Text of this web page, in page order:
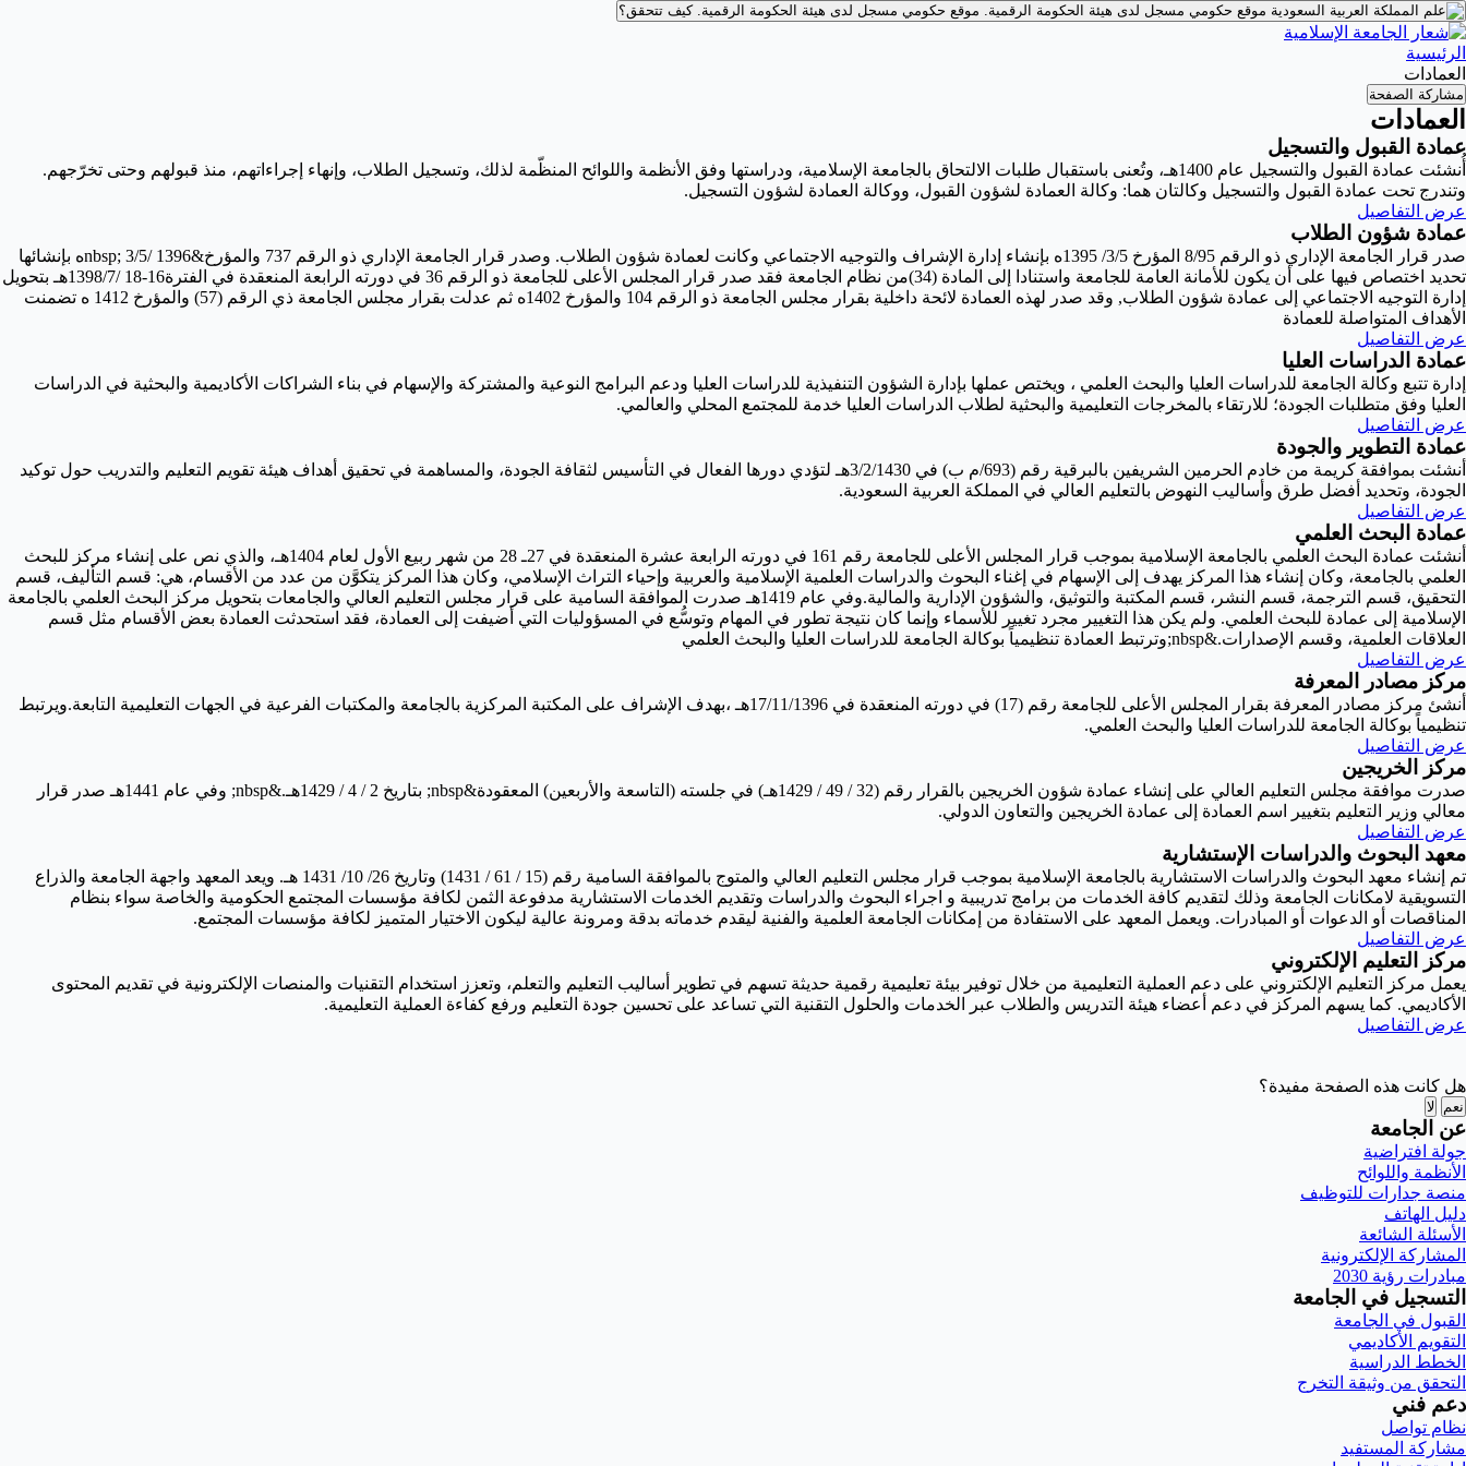
موقع حكومي مسجل لدى هيئة الحكومة الرقمية. موقع حكومي مسجل لدى هيئة الحكومة الرقمية.كيف تتحقق؟
الرئيسية
العمادات
مشاركة الصفحة
العمادات
عمادة القبول والتسجيل
أُنشئت عمادة القبول والتسجيل عام 1400هـ، وتُعنى باستقبال طلبات الالتحاق بالجامعة الإسلامية، ودراستها وفق الأنظمة واللوائح المنظّمة لذلك، وتسجيل الطلاب، وإنهاء إجراءاتهم، منذ قبولهم وحتى تخرّجهم.
وتندرج تحت عمادة القبول والتسجيل وكالتان هما: وكالة العمادة لشؤون القبول، ووكالة العمادة لشؤون التسجيل.
عرض التفاصيل
عمادة شؤون الطلاب
صدر قرار الجامعة الإداري ذو الرقم 8/95 المؤرخ 3/5/ 1395ه بإنشاء إدارة الإشراف والتوجيه الاجتماعي وكانت لعمادة شؤون الطلاب. وصدر قرار الجامعة الإداري ذو الرقم 737 والمؤرخ&nbsp; 3/5/ 1396ه بإنشائها
تحديد اختصاص فيها على أن يكون للأمانة العامة للجامعة واستنادا إلى المادة (34)من نظام الجامعة فقد صدر قرار المجلس الأعلى للجامعة ذو الرقم 36 في دورته الرابعة المنعقدة في الفترة16-18 /1398/7هـ بتحويل
إدارة التوجيه الاجتماعي إلى عمادة شؤون الطلاب, وقد صدر لهذه العمادة لائحة داخلية بقرار مجلس الجامعة ذو الرقم 104 والمؤرخ 1402ه ثم عدلت بقرار مجلس الجامعة ذي الرقم (57) والمؤرخ 1412 ه تضمنت
الأهداف المتواصلة للعمادة
عرض التفاصيل
عمادة الدراسات العليا
إدارة تتبع وكالة الجامعة للدراسات العليا والبحث العلمي ، ويختص عملها بإدارة الشؤون التنفيذية للدراسات العليا ودعم البرامج النوعية والمشتركة والإسهام في بناء الشراكات الأكاديمية والبحثية في الدراسات
العليا وفق متطلبات الجودة؛ للارتقاء بالمخرجات التعليمية والبحثية لطلاب الدراسات العليا خدمة للمجتمع المحلي والعالمي.
عرض التفاصيل
عمادة التطوير والجودة
أنشئت بموافقة كريمة من خادم الحرمين الشريفين بالبرقية رقم (693/م ب) في 3/2/1430هـ لتؤدي دورها الفعال في التأسيس لثقافة الجودة، والمساهمة في تحقيق أهداف هيئة تقويم التعليم والتدريب حول توكيد
الجودة، وتحديد أفضل طرق وأساليب النهوض بالتعليم العالي في المملكة العربية السعودية.
عرض التفاصيل
عمادة البحث العلمي
أنشئت عمادة البحث العلمي بالجامعة الإسلامية بموجب قرار المجلس الأعلى للجامعة رقم 161 في دورته الرابعة عشرة المنعقدة في 27ـ 28 من شهر ربيع الأول لعام 1404هـ، والذي نص على إنشاء مركز للبحث
العلمي بالجامعة، وكان إنشاء هذا المركز يهدف إلى الإسهام في إغناء البحوث والدراسات العلمية الإسلامية والعربية وإحياء التراث الإسلامي، وكان هذا المركز يتكوَّن من عدد من الأقسام، هي: قسم التأليف، قسم
التحقيق، قسم الترجمة، قسم النشر، قسم المكتبة والتوثيق، والشؤون الإدارية والمالية.وفي عام 1419هـ صدرت الموافقة السامية على قرار مجلس التعليم العالي والجامعات بتحويل مركز البحث العلمي بالجامعة
الإسلامية إلى عمادة للبحث العلمي. ولم يكن هذا التغيير مجرد تغيير للأسماء وإنما كان نتيجة تطور في المهام وتوسُّع في المسؤوليات التي أضيفت إلى العمادة، فقد استحدثت العمادة بعض الأقسام مثل قسم
العلاقات العلمية، وقسم الإصدارات.&nbsp;وترتبط العمادة تنظيمياً بوكالة الجامعة للدراسات العليا والبحث العلمي
عرض التفاصيل
مركز مصادر المعرفة
أنشئ مركز مصادر المعرفة بقرار المجلس الأعلى للجامعة رقم (17) في دورته المنعقدة في 17/11/1396هـ ،بهدف الإشراف على المكتبة المركزية بالجامعة والمكتبات الفرعية في الجهات التعليمية التابعة.ويرتبط
تنظيمياً بوكالة الجامعة للدراسات العليا والبحث العلمي.
عرض التفاصيل
مركز الخريجين
صدرت موافقة مجلس التعليم العالي على إنشاء عمادة شؤون الخريجين بالقرار رقم (32 / 49 / 1429هـ) في جلسته (التاسعة والأربعين) المعقودة&nbsp; بتاريخ 2 / 4 / 1429هـ.&nbsp; وفي عام 1441هـ صدر قرار
معالي وزير التعليم بتغيير اسم العمادة إلى عمادة الخريجين والتعاون الدولي.
عرض التفاصيل
معهد البحوث والدراسات الإستشارية
تم إنشاء معهد البحوث والدراسات الاستشارية بالجامعة الإسلامية بموجب قرار مجلس التعليم العالي والمتوج بالموافقة السامية رقم (15 / 61 / 1431) وتاريخ 26/ 10/ 1431 هـ. ويعد المعهد واجهة الجامعة والذراع
التسويقية لامكانات الجامعة وذلك لتقديم كافة الخدمات من برامج تدريبية و اجراء البحوث والدراسات وتقديم الخدمات الاستشارية مدفوعة الثمن لكافة مؤسسات المجتمع الحكومية والخاصة سواء بنظام
المناقصات أو الدعوات أو المبادرات. ويعمل المعهد على الاستفادة من إمكانات الجامعة العلمية والفنية ليقدم خدماته بدقة ومرونة عالية ليكون الاختيار المتميز لكافة مؤسسات المجتمع.
عرض التفاصيل
مركز التعليم الإلكتروني
يعمل مركز التعليم الإلكتروني على دعم العملية التعليمية من خلال توفير بيئة تعليمية رقمية حديثة تسهم في تطوير أساليب التعليم والتعلم، وتعزز استخدام التقنيات والمنصات الإلكترونية في تقديم المحتوى
الأكاديمي. كما يسهم المركز في دعم أعضاء هيئة التدريس والطلاب عبر الخدمات والحلول التقنية التي تساعد على تحسين جودة التعليم ورفع كفاءة العملية التعليمية.
عرض التفاصيل
هل كانت هذه الصفحة مفيدة؟
نعم لا
عن الجامعة
جولة افتراضية
الأنظمة واللوائح
منصة جدارات للتوظيف
دليل الهاتف
الأسئلة الشائعة
المشاركة الإلكترونية
مبادرات رؤية 2030
التسجيل في الجامعة
القبول في الجامعة
التقويم الأكاديمي
الخطط الدراسية
التحقق من وثيقة التخرج
دعم فني
نظام تواصل
مشاركة المستفيد